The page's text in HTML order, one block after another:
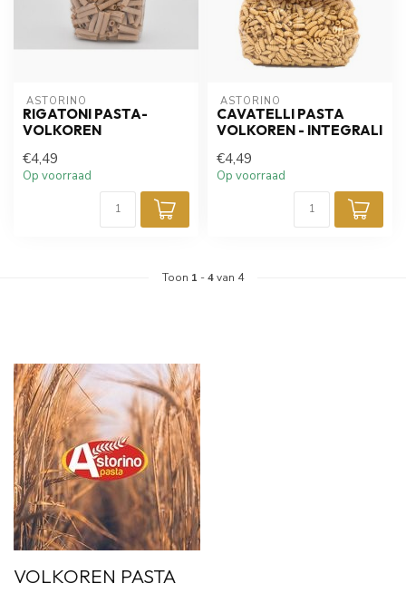
ASTORINO
RIGATONI PASTA-
VOLKOREN
€4,49
Op voorraad
ASTORINO
CAVATELLI PASTA
VOLKOREN - INTEGRALI
€4,49
Op voorraad
Toon 1 -4van 4
VOLKOREN PASTA